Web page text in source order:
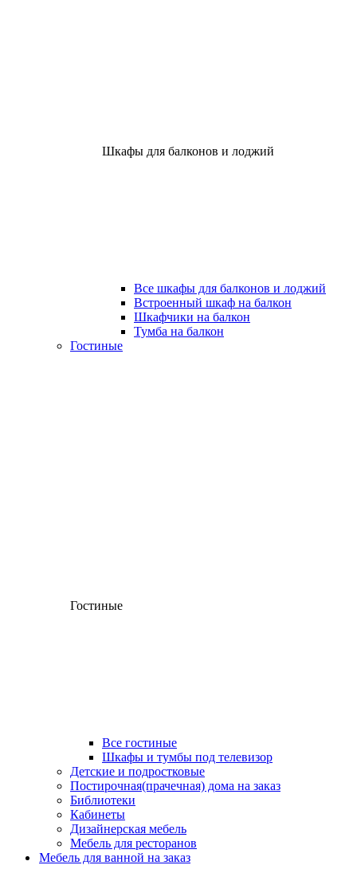
Шкафы для балконов и лоджий
Все шкафы для балконов и лоджий
Встроенный шкаф на балкон
Шкафчики на балкон
Тумба на балкон
Гостиные
Гостиные
Все гостиные
Шкафы и тумбы под телевизор
Детские и подростковые
Постирочная(прачечная) дома на заказ
Библиотеки
Кабинеты
Дизайнерская мебель
Мебель для ресторанов
Мебель для ванной на заказ